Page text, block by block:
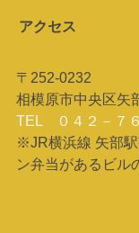
アクセス
〒252-0232
相模原市中央区矢
TEL ０４２－７
※JR横浜線 矢部
ン弁当があるビル